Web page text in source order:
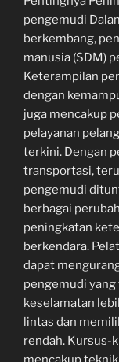
pengemudi
berkembang,
manusia (SDM)
Keterampilan
dengan
juga mencakup
pelayanan
terkini. Dengan
transportasi,
pengemudi
berbagai
peningkatan
berkendara.
dapat
pengemudi
keselamatan
lintas dan
rendah. Kursus-